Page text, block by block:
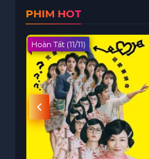
PHIM HOT
Hoàn Tất (11/11)